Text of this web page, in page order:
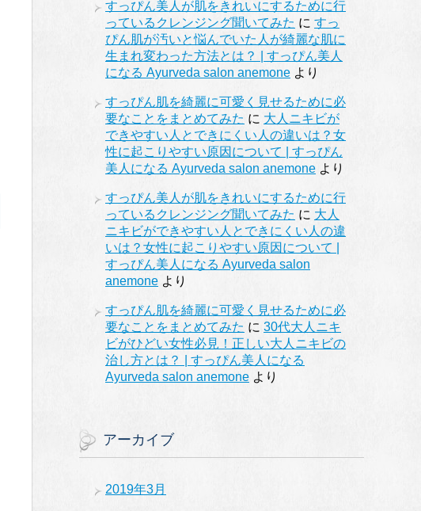
すっぴん美人が肌をきれいにするために行
っているクレンジング聞いてみた に すっ
ぴん肌が汚いと悩んでいた人が綺麗な肌に
生まれ変わった方法とは？ | すっぴん美人
になる Ayurveda salon anemone より
すっぴん肌を綺麗に可愛く見せるために必
要なことをまとめてみた に 大人ニキビが
できやすい人とできにくい人の違いは？女
性に起こりやすい原因について | すっぴん
美人になる Ayurveda salon anemone より
すっぴん美人が肌をきれいにするために行
っているクレンジング聞いてみた に 大人
ニキビができやすい人とできにくい人の違
いは？女性に起こりやすい原因について |
すっぴん美人になる Ayurveda salon
anemone より
すっぴん肌を綺麗に可愛く見せるために必
要なことをまとめてみた に 30代大人ニキ
ビがひどい女性必見！正しい大人ニキビの
治し方とは？ | すっぴん美人になる
Ayurveda salon anemone より
アーカイブ
2019年3月